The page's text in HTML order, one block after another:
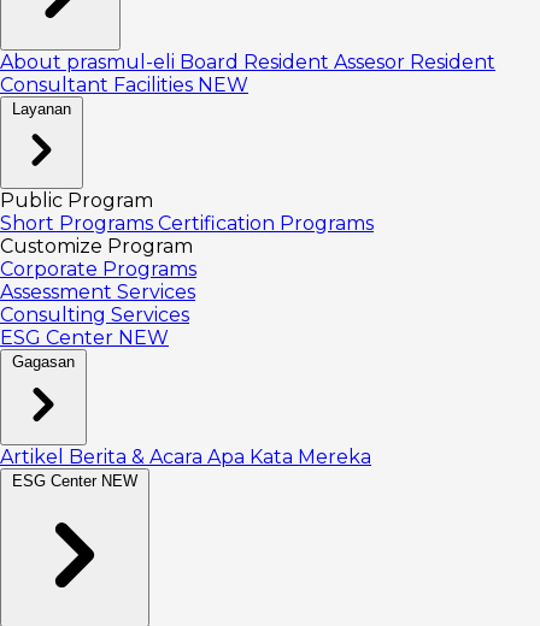
About prasmul-eli Board Resident Assesor Resident
Consultant Facilities NEW
Layanan
Public Program
Short Programs Certification Programs
Customize Program
Corporate Programs
Assessment Services
Consulting Services
ESG Center NEW
Gagasan
Artikel Berita & Acara Apa Kata Mereka
ESG Center NEW